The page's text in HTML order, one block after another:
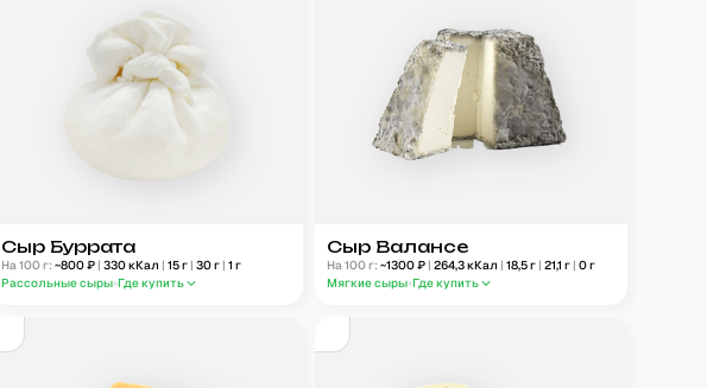
Сыр Буррата
На 100 г: ~800₽ | 330кКал | 15г | 30г | 1 г
Рассольные сыры Где купить
Сыр Валансе
На 100 г: ~1300₽ | 264,3кКал | 18,5г | 21,1 г | 0г
Мягкие сыры Где купить